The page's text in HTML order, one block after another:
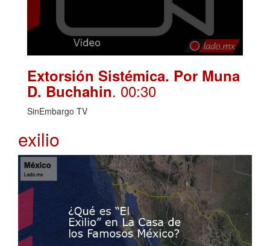
Extorsión Sistémica. Por Muna
D. Buchahin. 00:30
SinEmbargo TV
exilio